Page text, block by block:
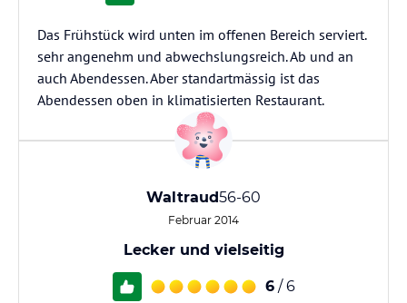
Das Frühstück wird unten im offenen Bereich serviert.
sehr angenehm und abwechslungsreich. Ab und an
auch Abendessen. Aber standartmässig ist das
Abendessen oben in klimatisierten Restaurant.
Waltraud56-60
Februar 2014
Lecker und vielseitig
6 / 6